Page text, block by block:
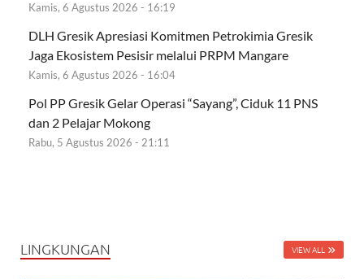
Kamis, 6 Agustus 2026 - 16:19
DLH Gresik Apresiasi Komitmen Petrokimia Gresik
Jaga Ekosistem Pesisir melalui PRPM Mangare
Kamis, 6 Agustus 2026 - 16:04
Pol PP Gresik Gelar Operasi “Sayang”, Ciduk 11 PNS
dan 2 Pelajar Mokong
Rabu, 5 Agustus 2026 - 21:11
LINGKUNGAN VIEW ALL